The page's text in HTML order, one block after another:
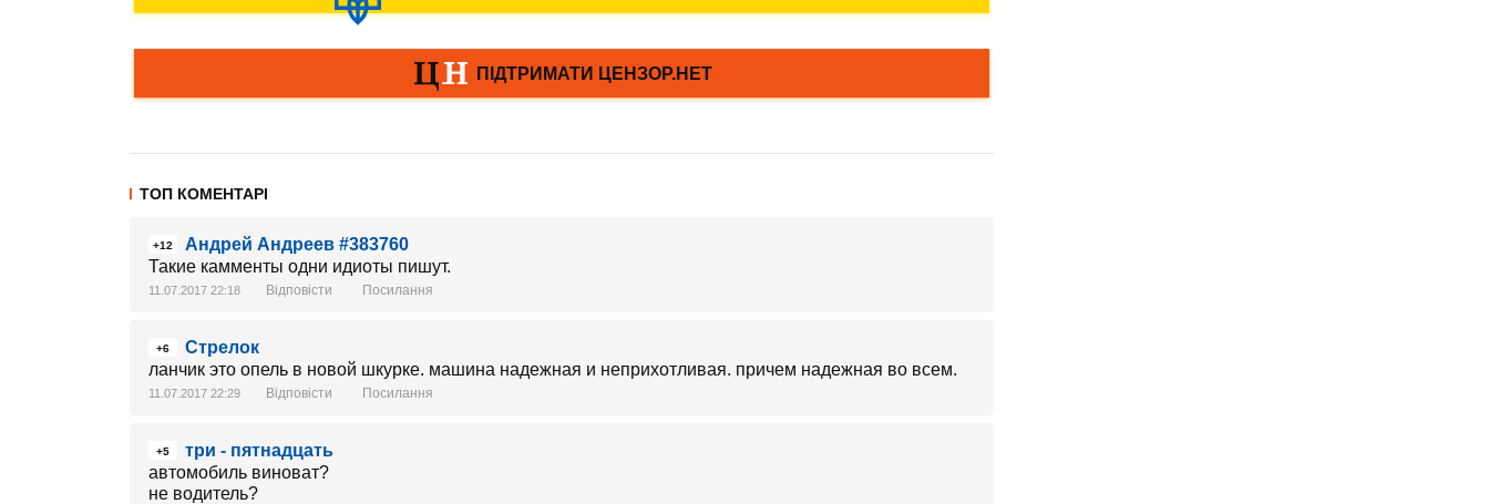
ТОП КОМЕНТАРІ
+12
Андрей Андреев #383760
Такие камменты одни идиоты пишут.
11.07.2017 22:18 Відповісти Посилання
+6
Стрелок
ланчик это опель в новой шкурке. машина надежная и неприхотливая. причем надежная во всем.
11.07.2017 22:29 Відповісти Посилання
+5
три - пятнадцать
автомобиль виноват?
не водитель?